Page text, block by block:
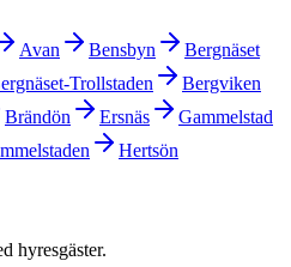
Avan Bensbyn
Bergnäset
Trollstaden
Bergviken
Brändön Ersnäs
Gammelstad
Hertsön
hyresgäster.